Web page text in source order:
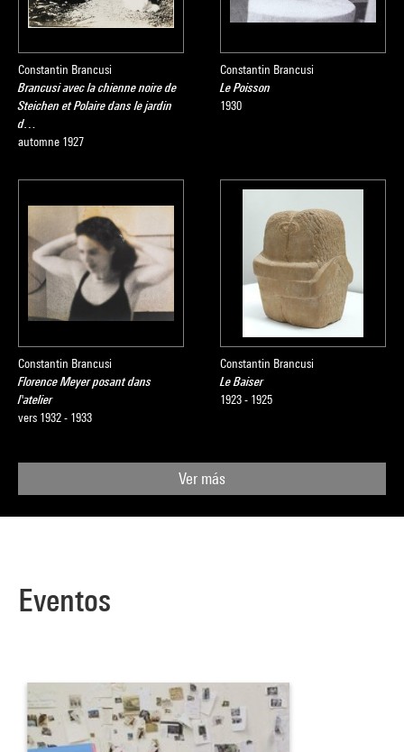
Constantin Brancusi
Brancusi avec la chienne noire de
Steichen et Polaire dans le jardin
d…
automne 1927
Constantin Brancusi
Le Poisson
1930
Constantin Brancusi
Florence Meyer posant dans
l'atelier
vers 1932 - 1933
Constantin Brancusi
Le Baiser
1923 - 1925
Ver más
Eventos